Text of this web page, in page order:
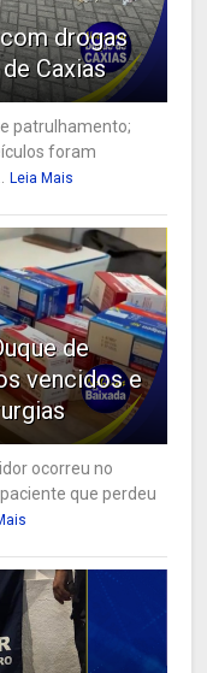
drogas
Caxias
patrulhamento;
foram
Leia Mais
de
vencidos e
ocorreu no
que perdeu